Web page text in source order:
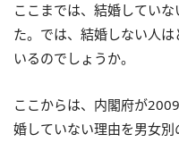
ここまでは、結婚してい
た。では、結婚しない人
いるのでしょうか。
ここからは、内閣府が
婚していない理由を男女別